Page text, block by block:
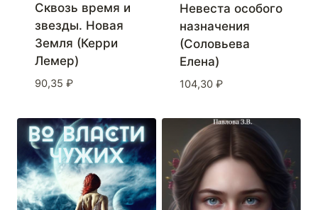
Сквозь время и
звезды. Новая
Земля (Керри
Лемер)
90,35 ₽
Невеста особого
назначения
(Соловьева
Елена)
104,30 ₽